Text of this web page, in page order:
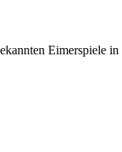
Eimerspiele